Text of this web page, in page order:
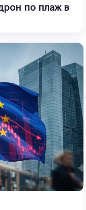
по плаж в